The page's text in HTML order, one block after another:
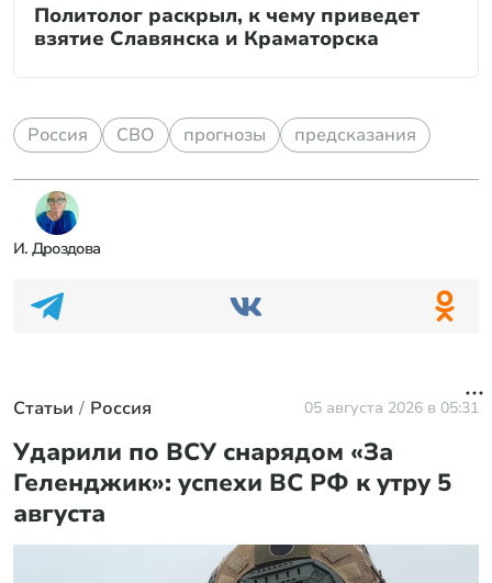
Политолог раскрыл, к чему приведет
взятие Славянска и Краматорска
Россия СВО прогнозы предсказания
И. Дроздова
Статьи Россия 05 августа 2026 в 05:31
Ударили по ВСУ снарядом «За
Геленджик»: успехи ВС РФ к утру 5
августа